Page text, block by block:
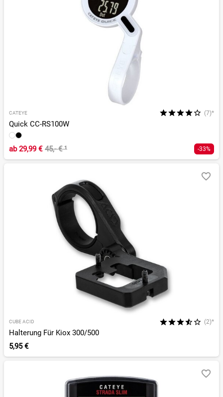
CATEYE (7)*
Quick CC-RS100W
ab29,99 € 45,- €¹ -33%
CUBE ACID (2)*
Halterung Für Kiox 300/500
5,95 €